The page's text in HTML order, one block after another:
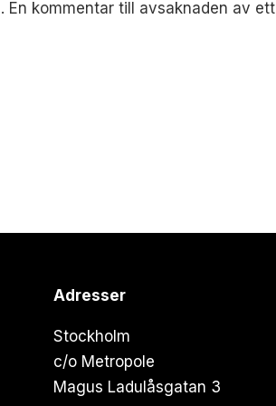
En kommentar till avsaknaden av ett
Adresser
Stockholm
c/o Metropole
Magus Ladulåsgatan 3